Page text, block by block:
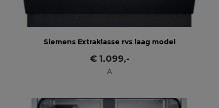
Siemens Extraklasse rvs laag model
€1.099,-
A